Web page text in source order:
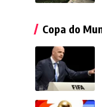
Copa do